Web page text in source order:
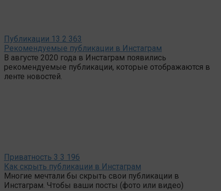
Публикации 13 2 363
Рекомендуемые публикации в Инстаграм
В августе 2020 года в Инстаграм появились
рекомендуемые публикации, которые отображаются в
ленте новостей.
Приватность 3 3 196
Как скрыть публикации в Инстаграм
Многие мечтали бы скрыть свои публикации в
Инстаграм. Чтобы ваши посты (фото или видео)